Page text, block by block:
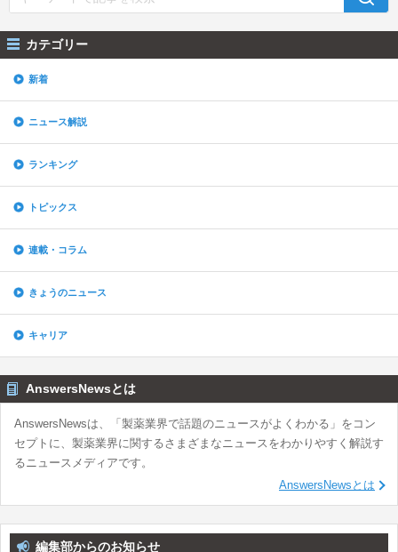
カテゴリー
新着
ニュース解説
ランキング
トピックス
連載・コラム
きょうのニュース
キャリア
AnswersNewsとは
AnswersNewsは、「製薬業界で話題のニュースがよくわかる」をコン
セプトに、製薬業界に関するさまざまなニュースをわかりやすく解説す
るニュースメディアです。
AnswersNewsとは
編集部からのお知らせ